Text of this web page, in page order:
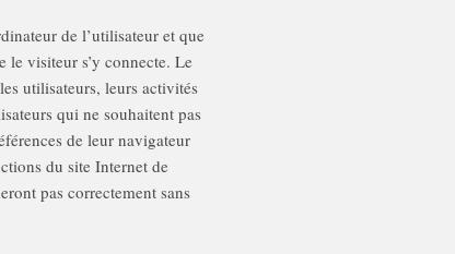
de l’utilisateur et que
le visiteur s’y connecte. Le
utilisateurs, leurs activités
qui ne souhaitent pas
de leur navigateur
du site Internet de
pas correctement sans